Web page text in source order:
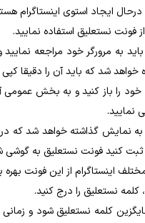
ایجاد استوی اینستاگرام
نستعلیق استفاده نمایید.
شد که باید آن را دقیقا کپی
را باز کنید و به بخش عمومی
نمایید.
۲ فیلد برای شما به نمایش گذاشته
ثبت کنید فونت نستعلیق به
اینستاگرام از این فونت بهره
نستعلیق را درج کنید.
کلمه نستعلیق شود و زمانی